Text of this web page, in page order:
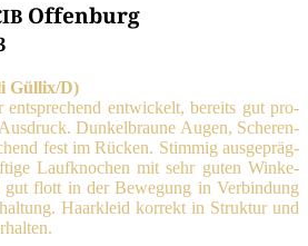
Offenburg
Güllix/D)
ent­wi­ckelt, bereits gut pro­
Dun­kel­brau­ne Augen, Sche­ren­
fest im Rücken. Stim­mig aus­ge­präg­
Lauf­kno­chen mit sehr guten Win­ke­
flott in der Bewe­gung in Ver­bin­dung
Haar­kleid kor­rekt in Struk­tur und